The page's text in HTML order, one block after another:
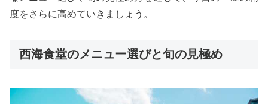
度をさらに高めていきましょう。
西海食堂のメニュー選びと旬の見極め